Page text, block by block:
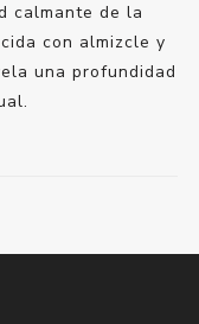
calmante de la
con almizcle y
una profundidad